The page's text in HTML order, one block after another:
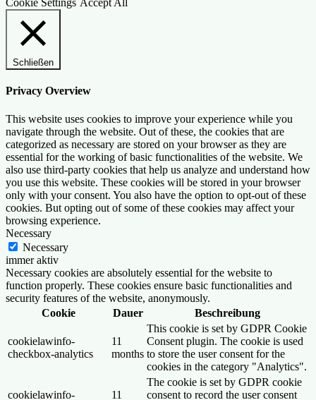
Cookie Settings Accept All
Schließen
Privacy Overview
This website uses cookies to improve your experience while you
navigate through the website. Out of these, the cookies that are
categorized as necessary are stored on your browser as they are
essential for the working of basic functionalities of the website. We
also use third-party cookies that help us analyze and understand how
you use this website. These cookies will be stored in your browser
only with your consent. You also have the option to opt-out of these
cookies. But opting out of some of these cookies may affect your
browsing experience.
Necessary
Necessary
immer aktiv
Necessary cookies are absolutely essential for the website to
function properly. These cookies ensure basic functionalities and
security features of the website, anonymously.
Cookie
Dauer Beschreibung
cookielawinfo-
checkbox-analytics
11
months
This cookie is set by GDPR Cookie
Consent plugin. The cookie is used
to store the user consent for the
cookies in the category "Analytics".
cookielawinfo-
11
The cookie is set by GDPR cookie
consent to record the user consent